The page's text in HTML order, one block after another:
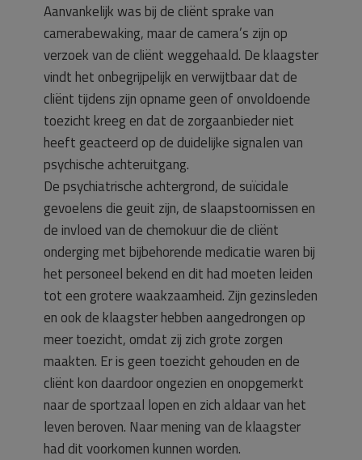
Aanvankelijk was bij de cliënt sprake van
camerabewaking, maar de camera’s zijn op
verzoek van de cliënt weggehaald. De klaagster
vindt het onbegrijpelijk en verwijtbaar dat de
cliënt tijdens zijn opname geen of onvoldoende
toezicht kreeg en dat de zorgaanbieder niet
heeft geacteerd op de duidelijke signalen van
psychische achteruitgang.
De psychiatrische achtergrond, de suïcidale
gevoelens die geuit zijn, de slaapstoornissen en
de invloed van de chemokuur die de cliënt
onderging met bijbehorende medicatie waren bij
het personeel bekend en dit had moeten leiden
tot een grotere waakzaamheid. Zijn gezinsleden
en ook de klaagster hebben aangedrongen op
meer toezicht, omdat zij zich grote zorgen
maakten. Er is geen toezicht gehouden en de
cliënt kon daardoor ongezien en onopgemerkt
naar de sportzaal lopen en zich aldaar van het
leven beroven. Naar mening van de klaagster
had dit voorkomen kunnen worden.